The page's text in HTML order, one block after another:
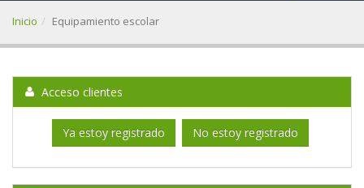
Inicio Equipamiento escolar
Acceso clientes
Ya estoy registrado No estoy registrado